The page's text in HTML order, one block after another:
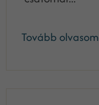
Tovább olvasom